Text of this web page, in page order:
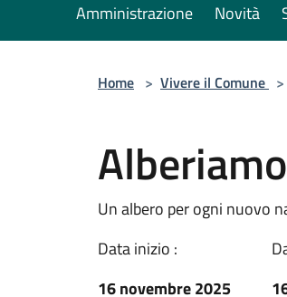
Amministrazione Novità
Home > Vivere il Comune >
Un albero per ogni nuovo
Data inizio :
16 novembre 2025